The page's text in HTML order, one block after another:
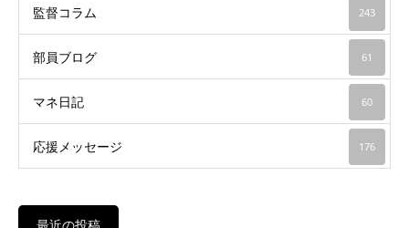
監督コラム 243
部員ブログ 61
マネ日記 60
応援メッセージ 176